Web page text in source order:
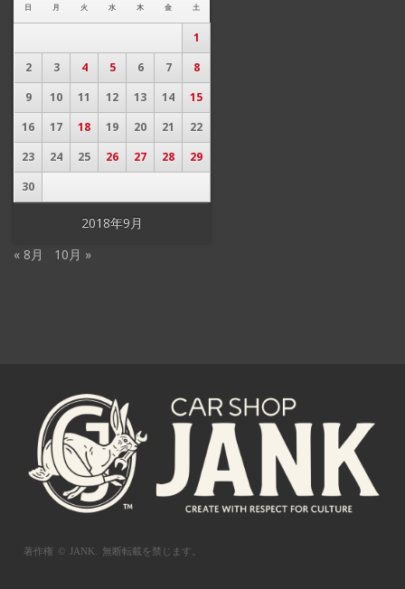
2018年9月
日 月 火 水 木 金 土
1
2
3 4 5 6 7
8
9
10 11 12 13 14
15
16
17 18 19 20 21
22
23
24 25 26 27 28
29
30
« 8月 10月 »
著作権 © JANK. 無断転載を禁じます。